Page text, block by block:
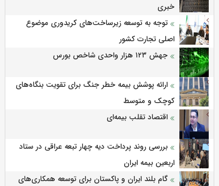
خبری
توجه به توسعه زیرساخت‌های کریدوری موضوع
اصلی تجارت کشور
جهش ۱۲۳ هزار واحدی شاخص بورس
ارائه پوشش بیمه خطر جنگ برای تقویت بنگاه‌های
کوچک و متوسط
اقتصاد تقلب بیمه‌ای
بررسی روند پرداخت دیه چهار تبعه عراقی در ستاد
اربعین بیمه ایران
گام بلند ایران و پاکستان برای توسعه همکاری‌های